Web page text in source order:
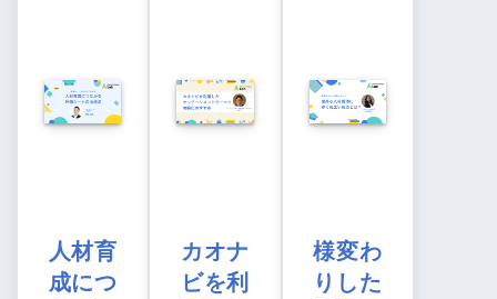
人材育
成につ
カオナ
ビを利
様変わ
りした